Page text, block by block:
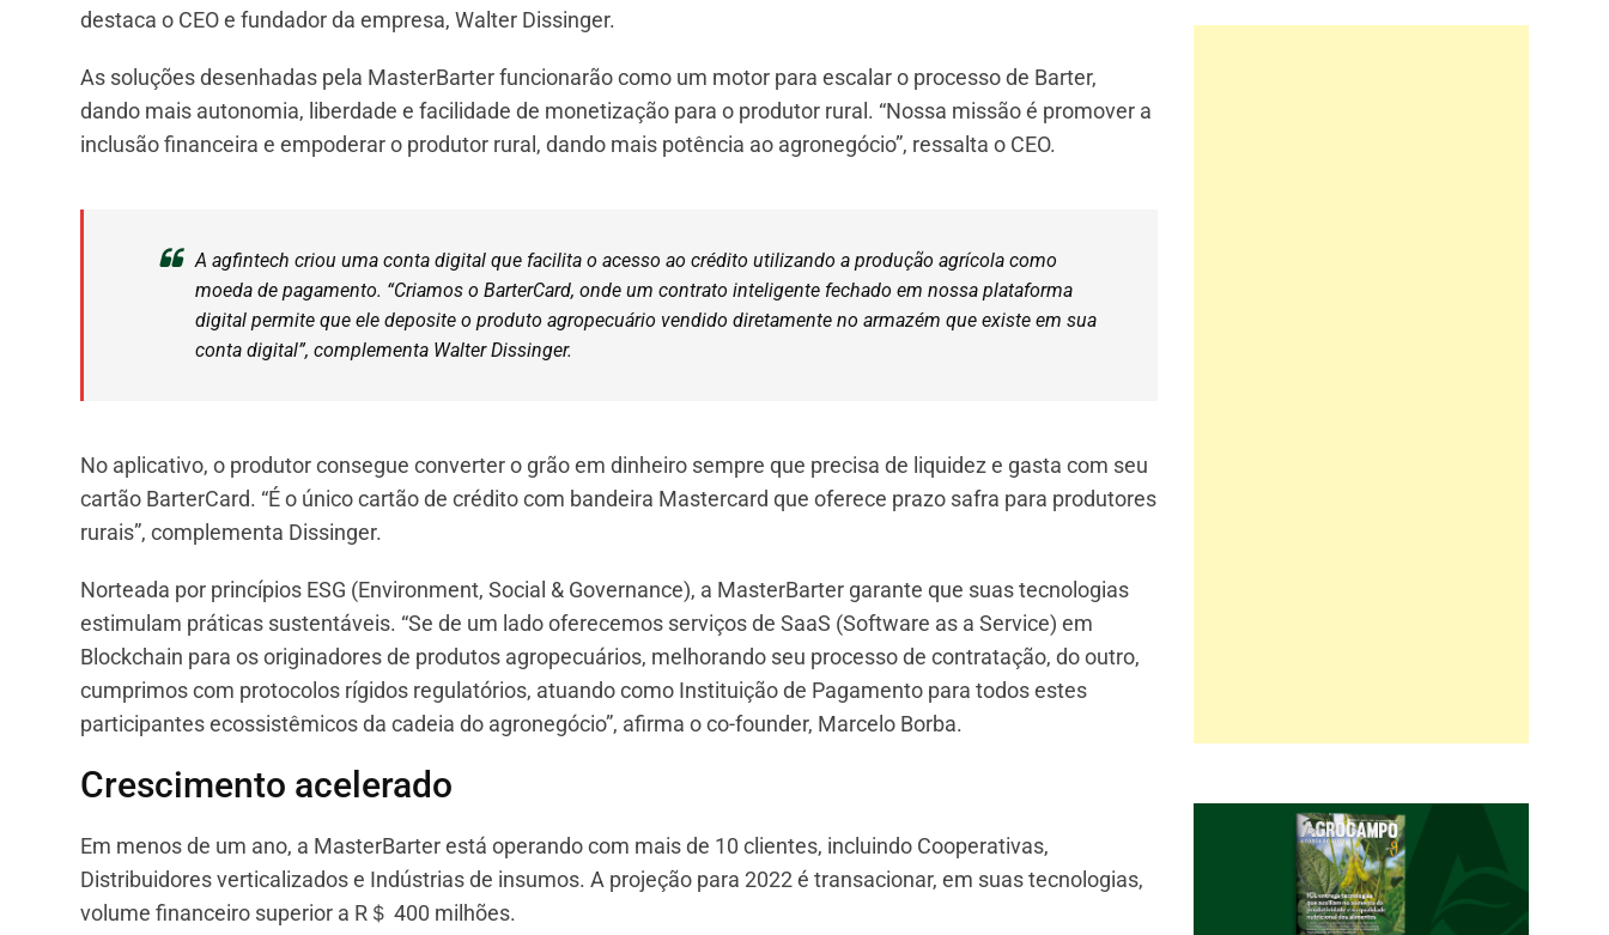
destaca o CEO e fundador da empresa, Walter Dissinger.
As soluções desenhadas pela MasterBarter funcionarão como um motor para escalar o processo de Barter,
dando mais autonomia, liberdade e facilidade de monetização para o produtor rural. “Nossa missão é promover a
inclusão financeira e empoderar o produtor rural, dando mais potência ao agronegócio”, ressalta o CEO.
A agfintech criou uma conta digital que facilita o acesso ao crédito utilizando a produção agrícola como
moeda de pagamento. “Criamos o BarterCard, onde um contrato inteligente fechado em nossa plataforma
digital permite que ele deposite o produto agropecuário vendido diretamente no armazém que existe em sua
conta digital”, complementa Walter Dissinger.
No aplicativo, o produtor consegue converter o grão em dinheiro sempre que precisa de liquidez e gasta com seu
cartão BarterCard. “É o único cartão de crédito com bandeira Mastercard que oferece prazo safra para produtores
rurais”, complementa Dissinger.
Norteada por princípios ESG (Environment, Social & Governance), a MasterBarter garante que suas tecnologias
estimulam práticas sustentáveis. “Se de um lado oferecemos serviços de SaaS (Software as a Service) em
Blockchain para os originadores de produtos agropecuários, melhorando seu processo de contratação, do outro,
cumprimos com protocolos rígidos regulatórios, atuando como Instituição de Pagamento para todos estes
participantes ecossistêmicos da cadeia do agronegócio”, afirma o co-founder, Marcelo Borba.
Crescimento acelerado
Em menos de um ano, a MasterBarter está operando com mais de 10 clientes, incluindo Cooperativas,
Distribuidores verticalizados e Indústrias de insumos. A projeção para 2022 é transacionar, em suas tecnologias,
volume financeiro superior a R＄ 400 milhões.